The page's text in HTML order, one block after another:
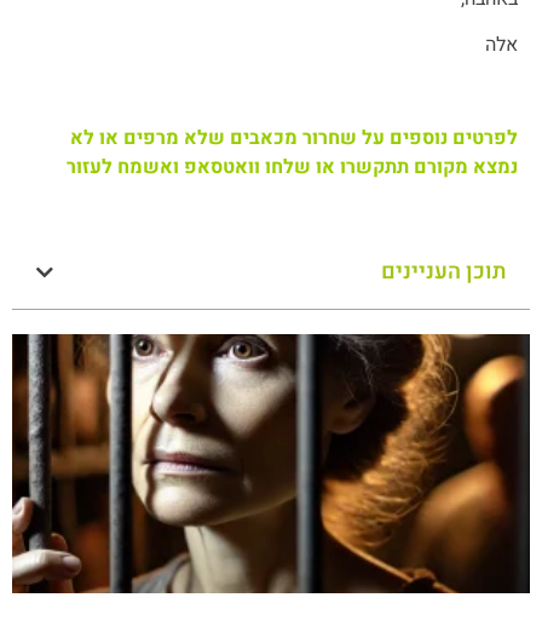
אלה
לפרטים נוספים על שחרור מכאבים שלא מרפים או לא
נמצא מקורם תתקשרו או שלחו וואטסאפ ואשמח לעזור
תוכן העניינים